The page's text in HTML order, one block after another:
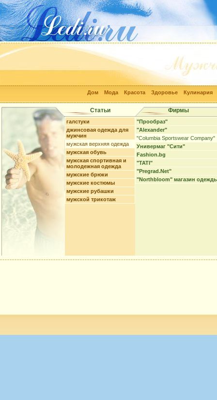
Дом Мода Красота Здоровье Кулинария
Статьи Фирмы
галстуки
джинсовая одежда для
мужчин
мужская верхняя одежда
мужская обувь
мужская спортивная и
молодежная одежда
мужские брюки
мужские костюмы
мужские рубашки
мужской трикотаж
"Прообраз"
"Alexander"
"Columbia Sportswear Company"
Универмаг "Сити"
Fashion.bg
"TATI"
"Pregrad.Net"
"Northbloom" магазин